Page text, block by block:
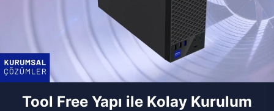
Tool Free Yapı ile Kolay Kurulum